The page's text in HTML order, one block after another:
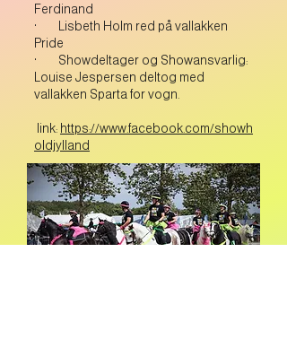
Ferdinand
· Lisbeth Holm red på vallakken
Pride
· Showdeltager og Showansvarlig:
Louise Jespersen deltog med
vallakken Sparta for vogn.
link: https://www.facebook.com/showh
oldjylland